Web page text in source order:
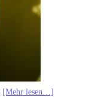
[Mehr lesen…]